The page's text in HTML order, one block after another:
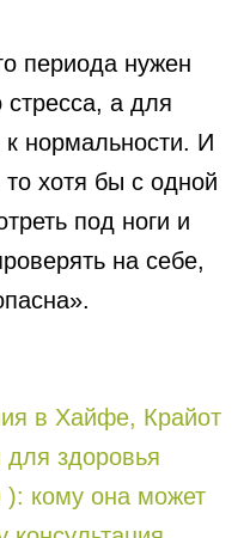
периода нужен
стресса, а для
к нормальности. И
хотя бы с одной
под ноги и
на себе,
в Хайфе, Крайот
здоровья